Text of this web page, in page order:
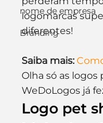
nome de empresa
Branding
logomarcas
diferentes!
Saiba mais:
Olha só as logos
WeDoLogos já
Logo pet